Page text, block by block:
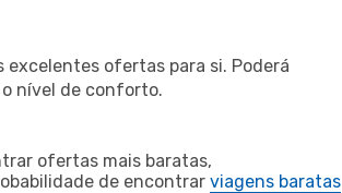
excelentes ofertas para si. Poderá
nível de conforto.
ofertas mais baratas,
de encontrar viagens baratas